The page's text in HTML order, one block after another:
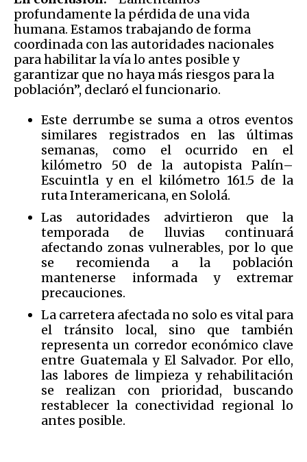
profundamente la pérdida de una vida
humana. Estamos trabajando de forma
coordinada con las autoridades nacionales
para habilitar la vía lo antes posible y
garantizar que no haya más riesgos para la
población”, declaró el funcionario.
Este derrumbe se suma a otros eventos
similares registrados en las últimas
semanas, como el ocurrido en el
kilómetro 50 de la autopista Palín–
Escuintla y en el kilómetro 161.5 de la
ruta Interamericana, en Sololá.
Las autoridades advirtieron que la
temporada de lluvias continuará
afectando zonas vulnerables, por lo que
se recomienda a la población
mantenerse informada y extremar
precauciones.
La carretera afectada no solo es vital para
el tránsito local, sino que también
representa un corredor económico clave
entre Guatemala y El Salvador. Por ello,
las labores de limpieza y rehabilitación
se realizan con prioridad, buscando
restablecer la conectividad regional lo
antes posible.